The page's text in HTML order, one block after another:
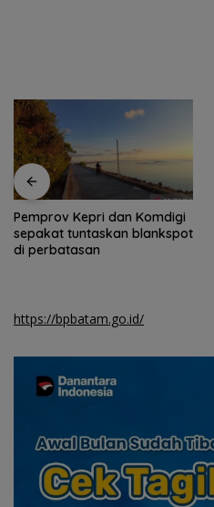
Pemprov Kepri dan Komdigi
sepakat tuntaskan blankspot
di perbatasan
https://bpbatam.go.id/